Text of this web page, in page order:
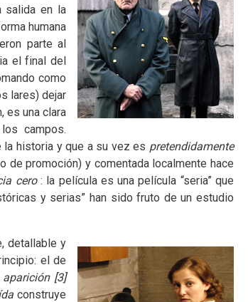
salida en la
humana
parte al
el final del
como
lares) dejar
es una clara
campos.
historia y que a su vez es pretendidamente
promoción) y comentada localmente hace
cero: la película es una película “seria” que
y serias” han sido fruto de un estudio
detallable y
el de
aparición [3]
construye